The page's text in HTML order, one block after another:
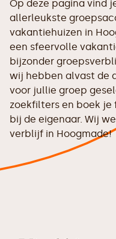
Op deze pagina vind
allerleukste
vakantiehuizen in
een sfeervolle
bijzonder
wij hebben alvast de
voor jullie groep
zoekfilters en boek
bij de eigenaar. Wij
verblijf in Hoogmade!